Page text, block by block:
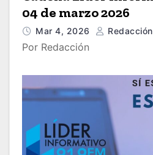
04 de marzo 2026
Mar 4, 2026 Redacción
Por Redacción